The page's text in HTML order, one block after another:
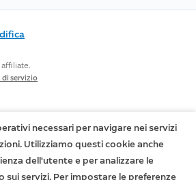
di servizio
necessari per navigare nei servizi
Utilizziamo questi cookie anche
dell'utente e per analizzare le
sui servizi. Per impostare le preferenze